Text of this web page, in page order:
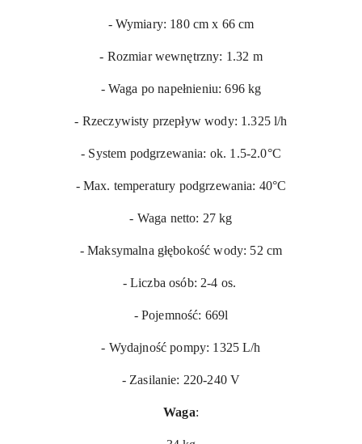
- Wymiary: 180 cm x 66 cm
- Rozmiar wewnętrzny: 1.32 m
- Waga po napełnieniu: 696 kg
- Rzeczywisty przepływ wody: 1.325 l/h
- System podgrzewania: ok. 1.5-2.0°C
- Max. temperatury podgrzewania: 40°C
- Waga netto: 27 kg
- Maksymalna głębokość wody: 52 cm
- Liczba osób: 2-4 os.
- Pojemność: 669l
- Wydajność pompy: 1325 L/h
- Zasilanie: 220-240 V
Waga: